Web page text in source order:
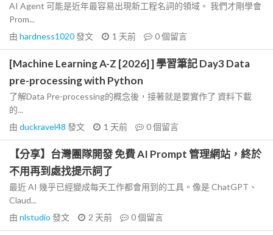
AI Agent 可能是近年最容易出現新工程名詞的領域。 我們才剛學會
Prom...
由 hardness1020發文 1 天前 0個留言
[Machine Learning A-Z [2026] ] 學習筆記 Day3 Data
pre-processing with Python
了解Data Pre-processing的概念後，接著就是要實作了 資料下載
的...
由 duckravel48 發文 1 天前 0個留言
【分享】台灣團隊開發 免費 AI Prompt 管理網站，終於
不用再到處找提示詞了
最近 AI 幾乎已經變成每天工作都會用到的工具。像是 ChatGPT、
Claud...
由 nlstudio 發文 2 天前 0個留言